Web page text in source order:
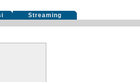
Streaming